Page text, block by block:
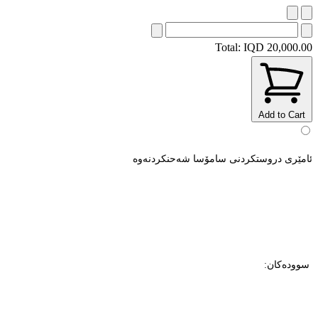
Total: IQD 20,000.00
Add to Cart
ئامێری دروستکردنی سامۆسا شەحنکردنەوە
سوودەکان: